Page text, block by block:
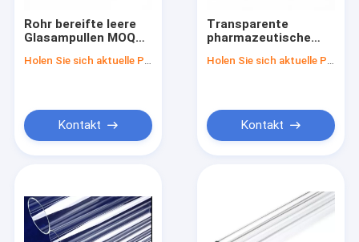
Produkte
Über uns
Rohr bereifte leere
Glasampullen MOQ
Holen Sie sich aktuelle Preis
Kontakt
Transparente
pharmazeutische
bereiften
Karton-Kasten
Holen Sie sich aktuelle Preis
Kontakt